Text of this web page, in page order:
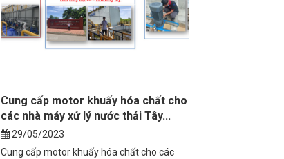
Cung cấp motor khuấy hóa chất cho
các nhà máy xử lý nước thải Tây...
29/05/2023
Cung cấp motor khuấy hóa chất cho các